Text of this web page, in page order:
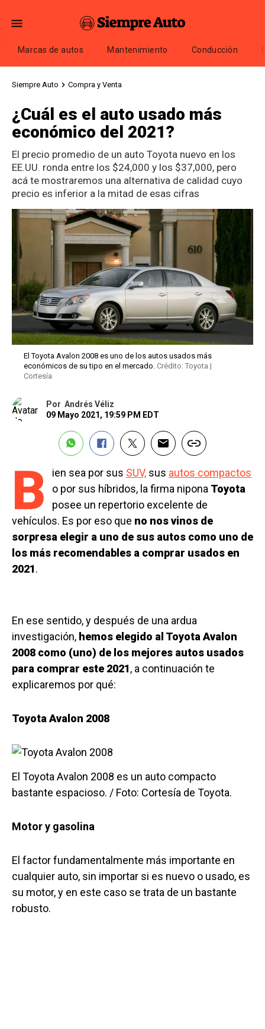
Marcas de autos Mantenimiento Conducción
Siempre Auto Compra y Venta
¿Cuál es el auto usado más
económico del 2021?
El precio promedio de un auto Toyota nuevo en los
EE.UU. ronda entre los $24,000 y los $37,000, pero
acá te mostraremos una alternativa de calidad cuyo
precio es inferior a la mitad de esas cifras
El Toyota Avalon 2008 es uno de los autos usados más
económicos de su tipo en el mercado. Crédito: Toyota |
Cortesía
Por Andrés Véliz
09 Mayo 2021, 19:59 PM EDT
B ien sea por sus SUV, sus autos compactos
o por sus híbridos, la firma nipona Toyota
posee un repertorio excelente de
vehículos. Es por eso que no nos vinos de
sorpresa elegir a uno de sus autos como uno de
los más recomendables a comprar usados en
2021.
En ese sentido, y después de una ardua
investigación, hemos elegido al Toyota Avalon
2008 como (uno) de los mejores autos usados
para comprar este 2021, a continuación te
explicaremos por qué:
Toyota Avalon 2008
El Toyota Avalon 2008 es un auto compacto
bastante espacioso. / Foto: Cortesía de Toyota.
Motor y gasolina
El factor fundamentalmente más importante en
cualquier auto, sin importar si es nuevo o usado, es
su motor, y en este caso se trata de un bastante
robusto.